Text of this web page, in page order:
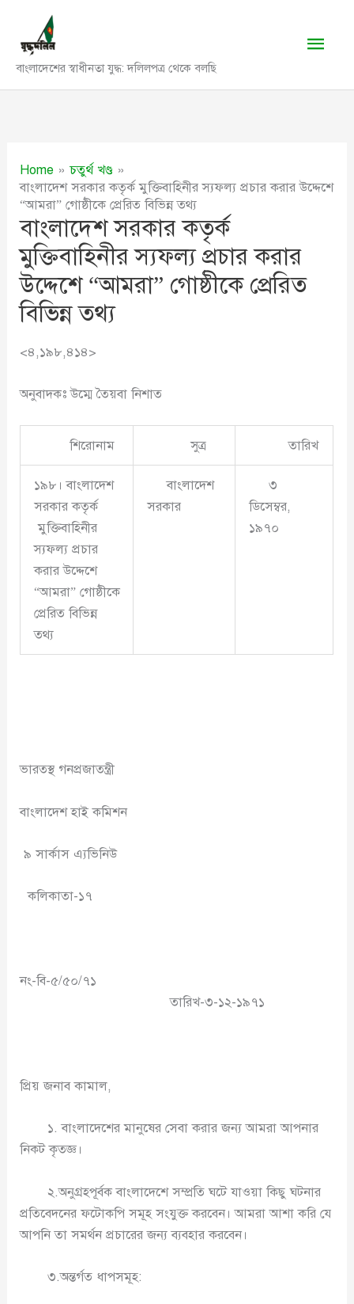
content
বাংলাদেশের স্বাধীনতা যুদ্ধ: দলিলপত্র থেকে বলছি
Main
Home
চতুর্থ খণ্ড
বাংলাদেশ সরকার কতৃর্ক মুক্তিবাহিনীর স্যফল্য প্রচার করার উদ্দেশে
“আমরা” গোষ্ঠীকে প্রেরিত বিভিন্ন তথ্য
বাংলাদেশ সরকার কতৃর্ক
মুক্তিবাহিনীর স্যফল্য প্রচার করার
উদ্দেশে “আমরা” গোষ্ঠীকে প্রেরিত
বিভিন্ন তথ্য
<৪,১৯৮,৪১৪>
অনুবাদকঃ উম্মে তৈয়বা নিশাত
শিরোনাম সুত্র তারিখ
১৯৮। বাংলাদেশ
সরকার কতৃর্ক
মুক্তিবাহিনীর
স্যফল্য প্রচার
করার উদ্দেশে
“আমরা” গোষ্ঠীকে
প্রেরিত বিভিন্ন
তথ্য
বাংলাদেশ
সরকার
৩
ডিসেম্বর,
১৯৭০
ভারতস্থ গনপ্রজাতন্ত্রী
বাংলাদেশ হাই কমিশন
৯ সার্কাস এ্যভিনিউ
কলিকাতা-১৭
নং-বি-৫/৫০/৭১
তারিখ-৩-১২-১৯৭১
প্রিয় জনাব কামাল,
১. বাংলাদেশের মানুষের সেবা করার জন্য আমরা আপনার
নিকট কৃতজ্ঞ।
২.অনুগ্রহপূর্বক বাংলাদেশে সম্প্রতি ঘটে যাওয়া কিছু ঘটনার
প্রতিবেদনের ফটোকপি সমূহ সংযুক্ত করবেন। আমরা আশা করি যে
আপনি তা সমর্থন প্রচারের জন্য ব্যবহার করবেন।
৩.অন্তর্গত ধাপসমূহ: